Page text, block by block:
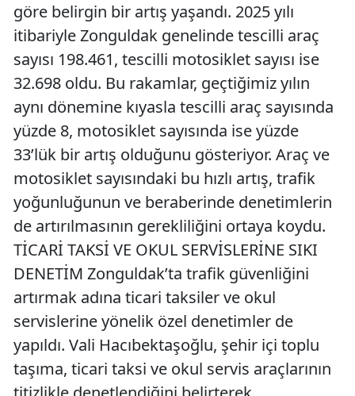
göre belirgin bir artış yaşandı. 2025 yılı
itibariyle Zonguldak genelinde tescilli araç
sayısı 198.461, tescilli motosiklet sayısı ise
32.698 oldu. Bu rakamlar, geçtiğimiz yılın
aynı dönemine kıyasla tescilli araç sayısında
yüzde 8, motosiklet sayısında ise yüzde
33’lük bir artış olduğunu gösteriyor. Araç ve
motosiklet sayısındaki bu hızlı artış, trafik
yoğunluğunun ve beraberinde denetimlerin
de artırılmasının gerekliliğini ortaya koydu.
TİCARİ TAKSİ VE OKUL SERVİSLERİNE SIKI
DENETİM Zonguldak’ta trafik güvenliğini
artırmak adına ticari taksiler ve okul
servislerine yönelik özel denetimler de
yapıldı. Vali Hacıbektaşoğlu, şehir içi toplu
taşıma, ticari taksi ve okul servis araçlarının